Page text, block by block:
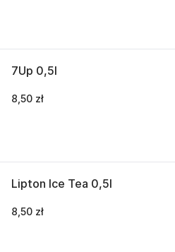
7Up 0,5l
8,50 zł
Lipton Ice Tea 0,5l
8,50 zł